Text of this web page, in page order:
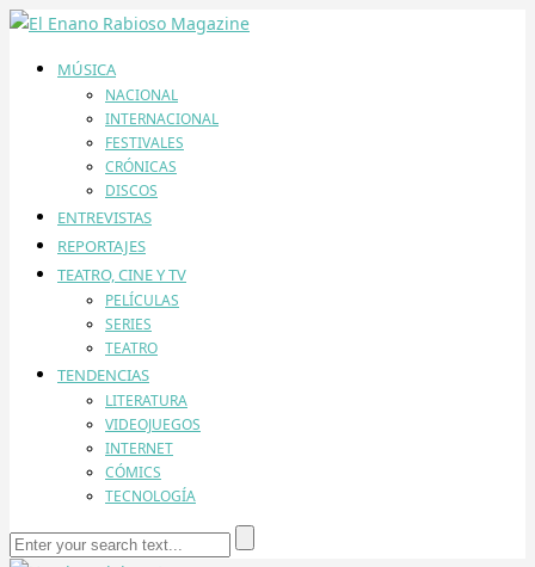
MÚSICA
NACIONAL
INTERNACIONAL
FESTIVALES
CRÓNICAS
DISCOS
ENTREVISTAS
REPORTAJES
TEATRO, CINE Y TV
PELÍCULAS
SERIES
TEATRO
TENDENCIAS
LITERATURA
VIDEOJUEGOS
INTERNET
CÓMICS
TECNOLOGÍA